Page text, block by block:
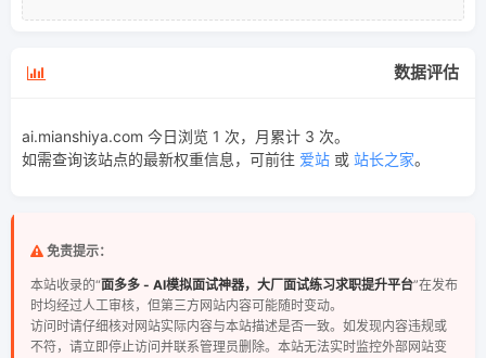
数据评估
ai.mianshiya.com 今日浏览 1 次，月累计 3 次。
如需查询该站点的最新权重信息，可前往 爱站 或 站长之家。
免责提示：
本站收录的“面多多 - AI模拟面试神器，大厂面试练习求职提升平台”在发布
时均经过人工审核，但第三方网站内容可能随时变动。
访问时请仔细核对网站实际内容与本站描述是否一致。如发现内容违规或
不符，请立即停止访问并联系管理员删除。本站无法实时监控外部网站变